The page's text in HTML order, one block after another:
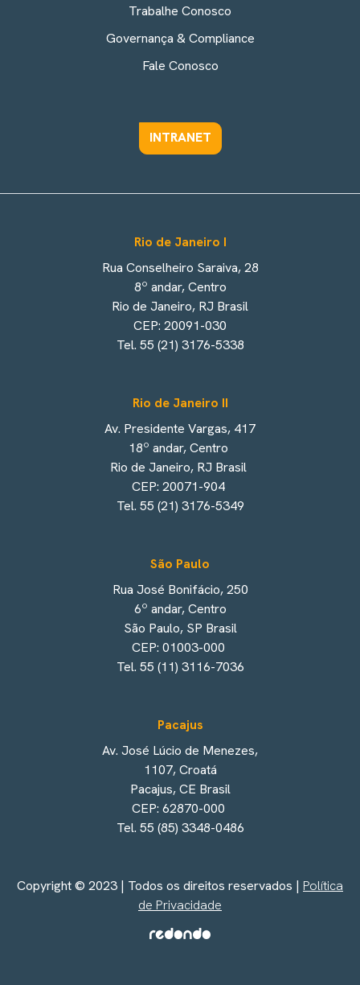
Trabalhe Conosco
Governança & Compliance
Fale Conosco
INTRANET
Rio de Janeiro I
Rua Conselheiro Saraiva, 28
8º andar, Centro
Rio de Janeiro, RJ Brasil
CEP: 20091-030
Tel. 55 (21) 3176-5338
Rio de Janeiro II
Av. Presidente Vargas, 417
18º andar, Centro
Rio de Janeiro, RJ Brasil
CEP: 20071-904
Tel. 55 (21) 3176-5349
São Paulo
Rua José Bonifácio, 250
6º andar, Centro
São Paulo, SP Brasil
CEP: 01003-000
Tel. 55 (11) 3116-7036
Pacajus
Av. José Lúcio de Menezes,
1107, Croatá
Pacajus, CE Brasil
CEP: 62870-000
Tel. 55 (85) 3348-0486
Copyright © 2023 | Todos os direitos reservados | Política
de Privacidade